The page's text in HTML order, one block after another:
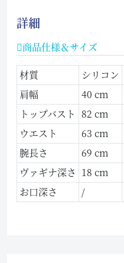
詳細
商品仕様＆サイズ
材質 シリコン
肩幅
40 cm
トップバスト 82 cm
ウエスト
63 cm
腕長さ
69 cm
ヴァギナ深さ 18 cm
お口深さ
/